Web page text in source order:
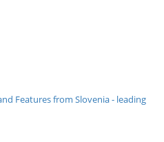
Features from Slovenia - leading